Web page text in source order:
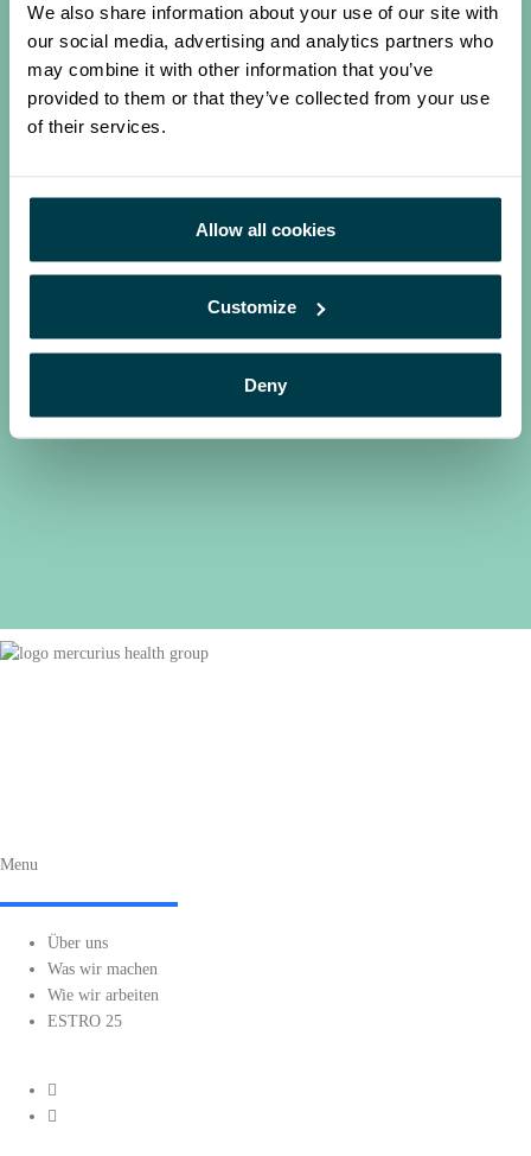
We also share information about your use of our site with
our social media, advertising and analytics partners who
may combine it with other information that you’ve
provided to them or that they’ve collected from your use
of their services.
Allow all cookies
Customize
Deny
Medizinphysiker
Strahlentherapeut
Dosimetriker
Menu
Über uns
Was wir machen
Wie wir arbeiten
ESTRO 25